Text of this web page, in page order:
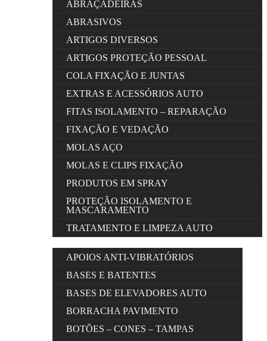
ABRAÇADEIRAS
ABRASIVOS
ARTIGOS DIVERSOS
ARTIGOS PROTEÇÃO PESSOAL
COLA FIXAÇÃO E JUNTAS
EXTRAS E ACESSÓRIOS AUTO
FITAS ISOLAMENTO – REPARAÇÃO
FIXAÇÃO E VEDAÇÃO
MOLAS AÇO
MOLAS E CLIPS FIXAÇÃO
PRODUTOS EM SPRAY
PROTEÇÃO ISOLAMENTO E
MASCARAMENTO
TRATAMENTO E LIMPEZA AUTO
APOIOS ANTI-VIBRATÓRIOS
BASES E BATENTES
BASES DE ELEVADORES AUTO
BORRACHA PAVIMENTO
BOTÕES – CONES – TAMPAS